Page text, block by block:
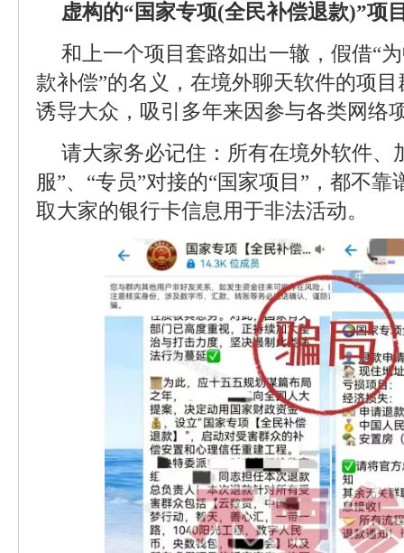
虚构的“国家专项(全民补偿退款)”项
和上一个项目套路如出一辙，假借“
款补偿”的名义，在境外聊天软件的项
诱导大众，吸引多年来因参与各类网络
请大家务必记住：所有在境外软件、
服”、“专员”对接的“国家项目”，都不
取大家的银行卡信息用于非法活动。